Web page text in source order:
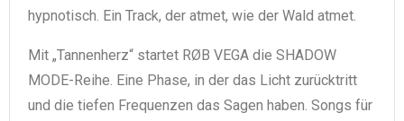
hypnotisch. Ein Track, der atmet, wie der Wald atmet.
Mit „Tannenherz“ startet RØB VEGA die SHADOW
MODE-Reihe. Eine Phase, in der das Licht zurücktritt
und die tiefen Frequenzen das Sagen haben. Songs für